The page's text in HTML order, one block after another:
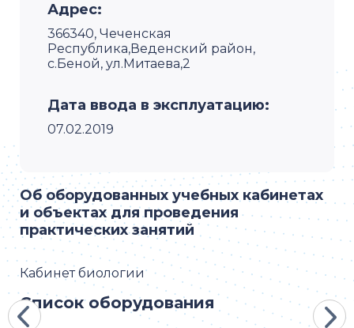
Адрес:
366340, Чеченская
Республика,Веденский район,
с.Беной, ул.Митаева,2
Дата ввода в эксплуатацию:
07.02.2019
Об оборудованных учебных кабинетах
и объектах для проведения
практических занятий
Кабинет биологии
Список оборудования